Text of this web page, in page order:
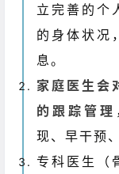
立完善的个
的身体状况
息。
家庭医生会
的跟踪管理
现、早干预
专科医生（